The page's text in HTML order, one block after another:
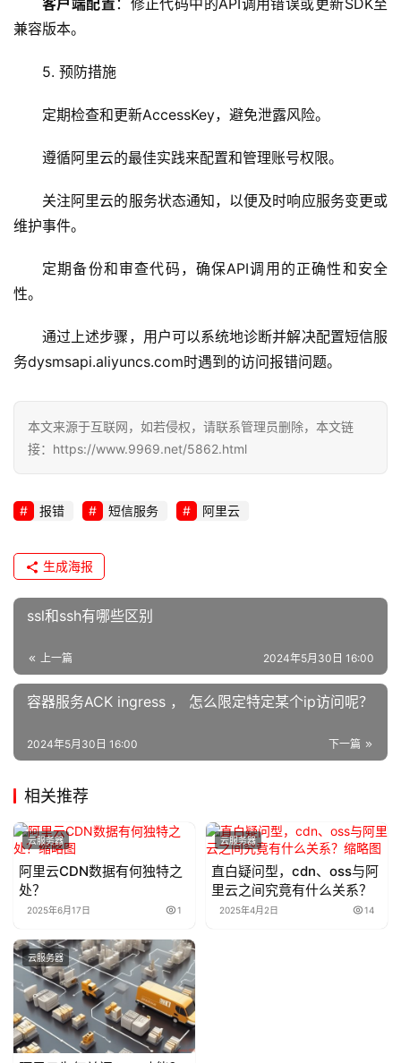
全
客户端配置 ：修正代码中的API调用错误或更新SDK至
兼容版本。
5. 预防措施
定期检查和更新AccessKey，避免泄露风险。
遵循阿里云的最佳实践来配置和管理账号权限。
关注阿里云的服务状态通知，以便及时响应服务变更或
维护事件。
定期备份和审查代码，确保API调用的正确性和安全
性。
通过上述步骤，用户可以系统地诊断并解决配置短信服
务dysmsapi.aliyuncs.com时遇到的访问报错问题。
本文来源于互联网，如若侵权，请联系管理员删除，本文链
接：https://www.9969.net/5862.html
报错 短信服务 阿里云
生成海报
ssl和ssh有哪些区别
上一篇 2024年5月30日 16:00
容器服务ACK ingress ， 怎么限定特定某个ip访问呢？
下一篇
2024年5月30日 16:00
相关推荐
云服务器
阿里云CDN数据有何独特之
处？
2025年6月17日 1
云服务器
直白疑问型，cdn、oss与阿
里云之间究竟有什么关系？
2025年4月2日 14
云服务器